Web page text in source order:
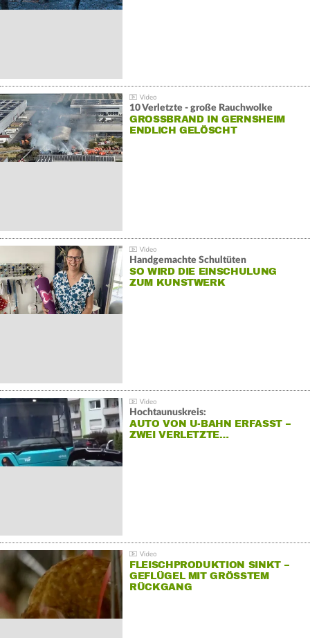
10 Verletzte - große Rauchwolke
GROSSBRAND IN GERNSHEIM E
NDLICH GELÖSCHT
Handgemachte Schultüten
SO WIRD DIE EINSCHULUNG
ZUM KUNSTWERK
Hochtaunuskreis:
AUTO VON U-BAHN ERFASST –
ZWEI VERLETZTE…
FLEISCHPRODUKTION SINKT –
GEFLÜGEL MIT GRÖSSTEM R
ÜCKGANG